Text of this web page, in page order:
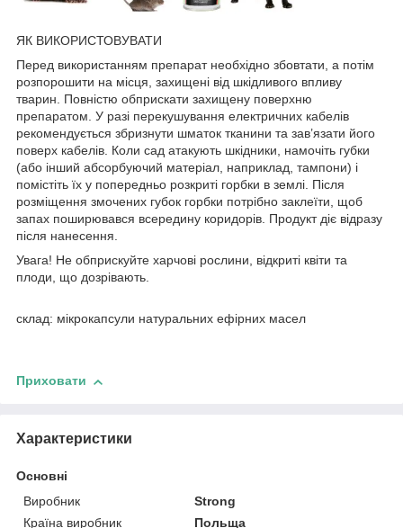
ЯК ВИКОРИСТОВУВАТИ
Перед використанням препарат необхідно збовтати, а потім
розпорошити на місця, захищені від шкідливого впливу
тварин. Повністю обприскати захищену поверхню
препаратом. У разі перекушування електричних кабелів
рекомендується збризнути шматок тканини та зав’язати його
поверх кабелів. Коли сад атакують шкідники, намочіть губки
(або інший абсорбуючий матеріал, наприклад, тампони) і
помістіть їх у попередньо розкриті горбки в землі. Після
розміщення змочених губок горбки потрібно заклеїти, щоб
запах поширювався всередину коридорів. Продукт діє відразу
після нанесення.
Увага! Не обприскуйте харчові рослини, відкриті квіти та
плоди, що дозрівають.
склад: мікрокапсули натуральних ефірних масел
Приховати
Характеристики
Основні
Виробник
Strong
Країна виробник
Польща